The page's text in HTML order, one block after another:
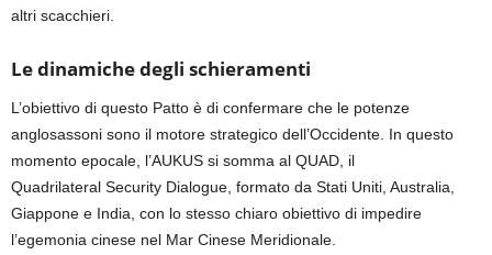
altri scacchieri.
Le dinamiche degli schieramenti
L’obiettivo di questo Patto è di confermare che le potenze
anglosassoni sono il motore strategico dell’Occidente . In questo
momento epocale, l’AUKUS si somma al QUAD, il
Quadrilateral Security Dialogue, formato da Stati Uniti, Australia,
Giappone e India, con lo stesso chiaro obiettivo di impedire
l’egemonia cinese nel Mar Cinese Meridionale.